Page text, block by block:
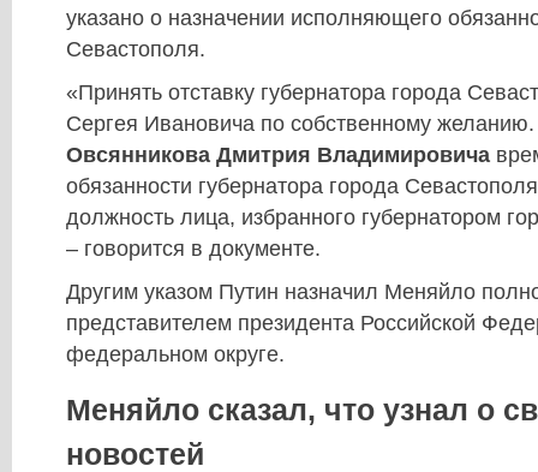
указано о назначении исполняющего
Севастополя.
«Принять отставку губернатора города
Сергея Ивановича по собственному желанию.
Овсянникова Дмитрия Владимировича
обязанности губернатора города
должность лица, избранного губернатором
– говорится в документе.
Другим указом Путин назначил Меняйло
представителем президента Российской
федеральном округе.
Меняйло сказал, что узнал о
новостей